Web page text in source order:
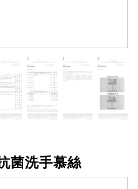
菌洗手慕絲